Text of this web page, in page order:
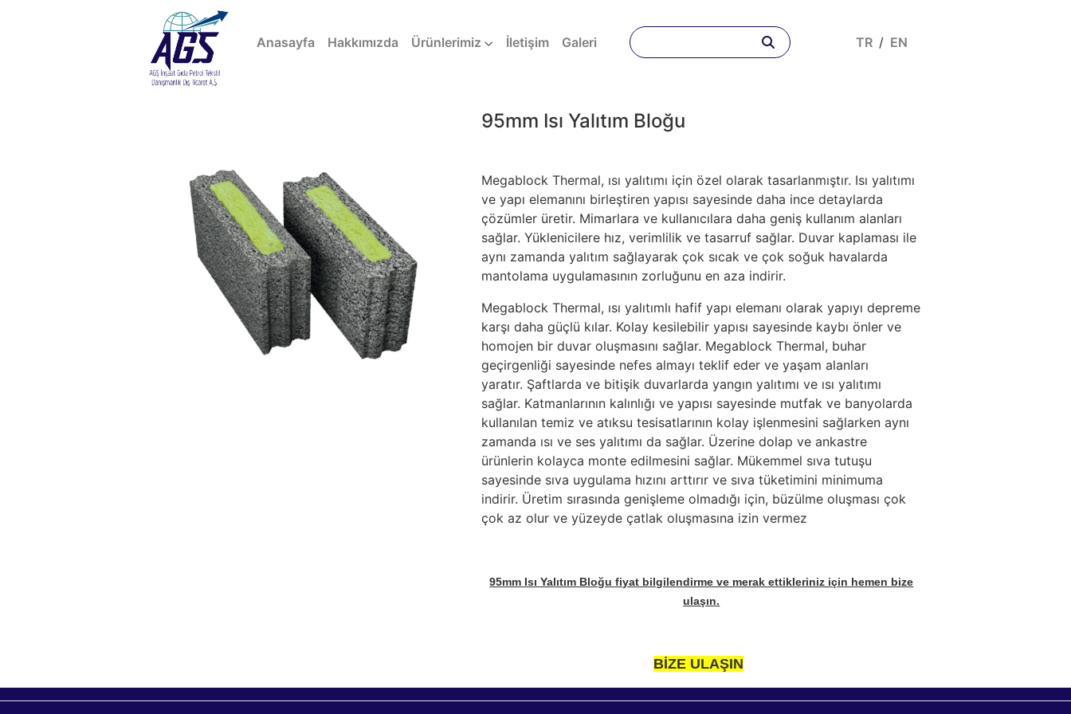
Anasayfa(current)
Hakkımızda Ürünlerimiz İletişim Galeri TR / EN
95mm Isı Yalıtım Bloğu
Megablock Thermal, ısı yalıtımı için özel olarak tasarlanmıştır. Isı yalıtımı
ve yapı elemanını birleştiren yapısı sayesinde daha ince detaylarda
çözümler üretir. Mimarlara ve kullanıcılara daha geniş kullanım alanları
sağlar. Yüklenicilere hız, verimlilik ve tasarruf sağlar. Duvar kaplaması ile
aynı zamanda yalıtım sağlayarak çok sıcak ve çok soğuk havalarda
mantolama uygulamasının zorluğunu en aza indirir.
Megablock Thermal, ısı yalıtımlı hafif yapı elemanı olarak yapıyı depreme
karşı daha güçlü kılar. Kolay kesilebilir yapısı sayesinde kaybı önler ve
homojen bir duvar oluşmasını sağlar. Megablock Thermal, buhar
geçirgenliği sayesinde nefes almayı teklif eder ve yaşam alanları
yaratır. Şaftlarda ve bitişik duvarlarda yangın yalıtımı ve ısı yalıtımı
sağlar. Katmanlarının kalınlığı ve yapısı sayesinde mutfak ve banyolarda
kullanılan temiz ve atıksu tesisatlarının kolay işlenmesini sağlarken aynı
zamanda ısı ve ses yalıtımı da sağlar. Üzerine dolap ve ankastre
ürünlerin kolayca monte edilmesini sağlar. Mükemmel sıva tutuşu
sayesinde sıva uygulama hızını arttırır ve sıva tüketimini minimuma
indirir. Üretim sırasında genişleme olmadığı için, büzülme oluşması çok
çok az olur ve yüzeyde çatlak oluşmasına izin vermez
95mm Isı Yalıtım Bloğu fiyat bilgilendirme ve merak ettikleriniz için hemen bize
ulaşın.
BİZE ULAŞIN